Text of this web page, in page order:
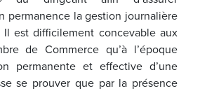
permanence la gestion journalière
est difficilement concevable aux
de Commerce qu’à l’époque
permanente et effective d’une
se prouver que par la présence